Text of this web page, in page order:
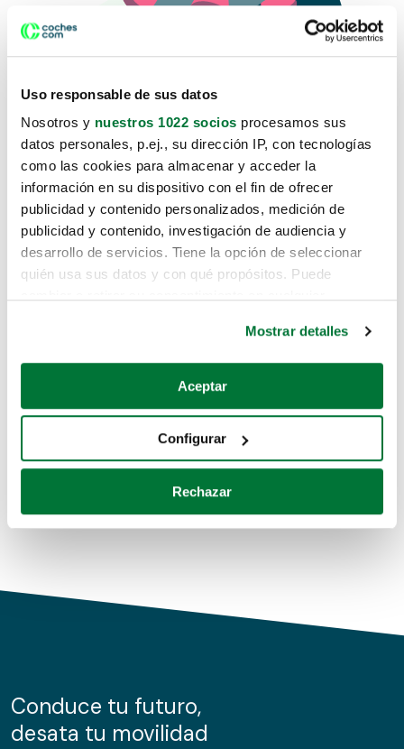
Uso responsable de sus datos
Nosotros y nuestros 1022 socios procesamos sus
datos personales, p.ej., su dirección IP, con tecnologías
como las cookies para almacenar y acceder la
información en su dispositivo con el fin de ofrecer
publicidad y contenido personalizados, medición de
publicidad y contenido, investigación de audiencia y
desarrollo de servicios. Tiene la opción de seleccionar
quién usa sus datos y con qué propósitos. Puede
Si lo permite, también quisiéramos:
Recopilar información sobre su ubicación geográfica
Identificar su dispositivo analizándolo activamente
para buscar características específicas (huellas
Obtenga más información sobre cómo se procesan sus
de cookies.
información sobre el uso que haga del sitio web con
nuestros partners de redes sociales, publicidad y análisis
Mostrar detalles
Aceptar
Configurar
Rechazar
Lo sentimos, no sabemos como
te hemos traido hasta aquí.
Pero puedes encontrar el coche que estás
buscando en alguno de estos enlaces:
Coches de segunda mano
Coches de km0
Conduce tu futuro,
desata tu movilidad